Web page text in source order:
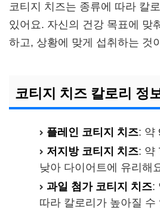
코티지 치즈는 종류에 따라 칼
있어요. 자신의 건강 목표에 맞
하고, 상황에 맞게 섭취하는 것
코티지 치즈 칼로리 정
플레인 코티지 치즈: 약
저지방 코티지 치즈: 약
낮아 다이어트에 유리해
과일 첨가 코티지 치즈:
따라 칼로리가 높아질 수